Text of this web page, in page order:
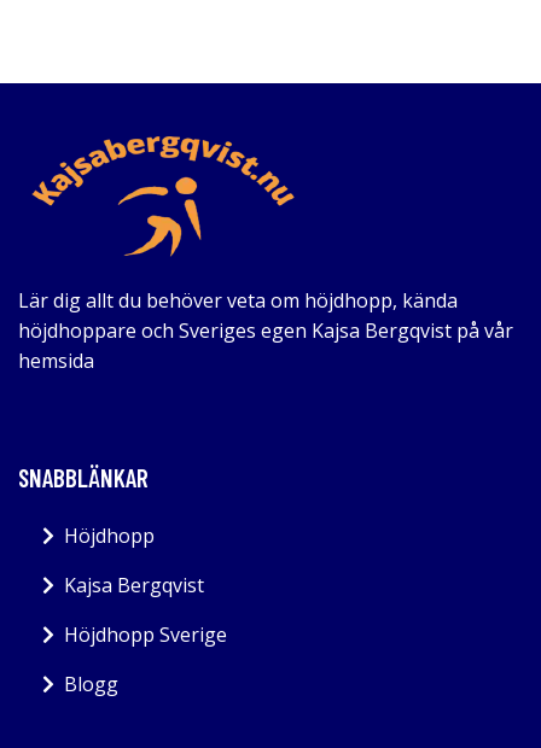
Lär dig allt du behöver veta om höjdhopp, kända
höjdhoppare och Sveriges egen Kajsa Bergqvist på vår
hemsida
SNABBLÄNKAR
Höjdhopp
Kajsa Bergqvist
Höjdhopp Sverige
Blogg